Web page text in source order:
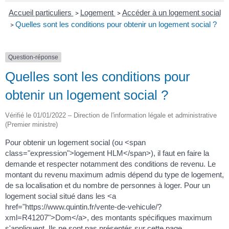
Accueil particuliers > Logement > Accéder à un logement social
> Quelles sont les conditions pour obtenir un logement social ?
Question-réponse
Quelles sont les conditions pour
obtenir un logement social ?
Vérifié le 01/01/2022 – Direction de l'information légale et administrative
(Premier ministre)
Pour obtenir un logement social (ou <span
class="expression">logement HLM</span>), il faut en faire la
demande et respecter notamment des conditions de revenu. Le
montant du revenu maximum admis dépend du type de logement,
de sa localisation et du nombre de personnes à loger. Pour un
logement social situé dans les <a
href="https://www.quintin.fr/vente-de-vehicule/?
xml=R41207">Dom</a>, des montants spécifiques maximum